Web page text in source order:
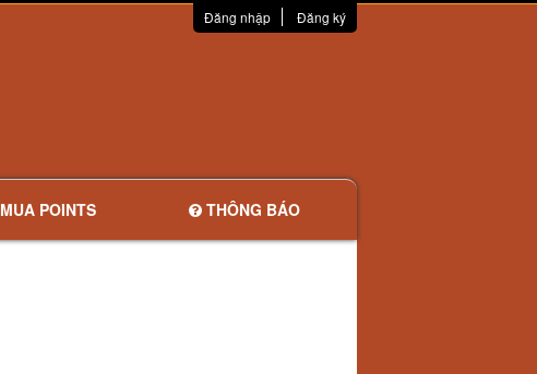
Đăng nhập Đăng ký
MUA POINTS THÔNG BÁO